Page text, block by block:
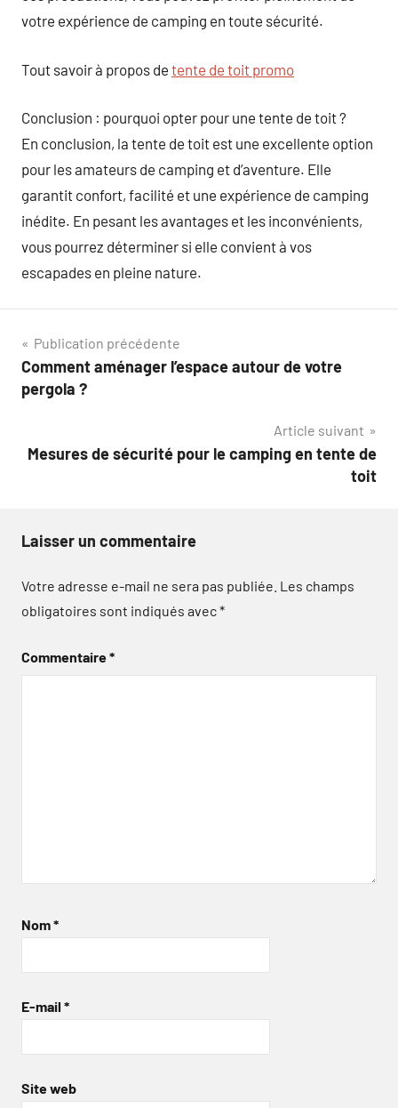
votre expérience de camping en toute sécurité.
Tout savoir à propos de tente de toit promo
Conclusion : pourquoi opter pour une tente de toit ?
En conclusion, la tente de toit est une excellente option
pour les amateurs de camping et d’aventure. Elle
garantit confort, facilité et une expérience de camping
inédite. En pesant les avantages et les inconvénients,
vous pourrez déterminer si elle convient à vos
escapades en pleine nature.
Navigation
de
Publication précédente
Comment aménager l’espace autour de votre
pergola ?
Article suivant
Mesures de sécurité pour le camping en tente de
toit
Laisser un commentaire
Votre adresse e-mail ne sera pas publiée. Les champs
obligatoires sont indiqués avec*
Commentaire*
Nom*
E-mail *
Site web